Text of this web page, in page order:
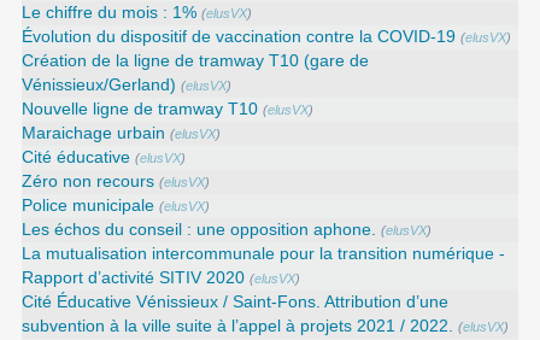
Le chiffre du mois : 1% (elusVX)
Évolution du dispositif de vaccination contre la COVID-19 (elusVX)
Création de la ligne de tramway T10 (gare de
Vénissieux/Gerland) (elusVX)
Nouvelle ligne de tramway T10 (elusVX)
Maraichage urbain (elusVX)
Cité éducative (elusVX)
Zéro non recours (elusVX)
Police municipale (elusVX)
Les échos du conseil : une opposition aphone. (elusVX)
La mutualisation intercommunale pour la transition numérique -
Rapport d’activité SITIV 2020 (elusVX)
Cité Éducative Vénissieux / Saint-Fons. Attribution d’une
subvention à la ville suite à l’appel à projets 2021 / 2022. (elusVX)